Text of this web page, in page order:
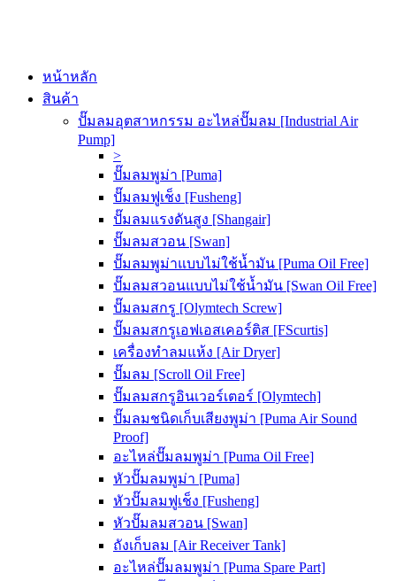
หน้าหลัก
สินค้า
ปั๊มลมอุตสาหกรรม อะไหล่ปั๊มลม [Industrial Air
Pump]
>
ปั๊มลมพูม่า [Puma]
ปั๊มลมฟูเช็ง [Fusheng]
ปั๊มลมแรงดันสูง [Shangair]
ปั๊มลมสวอน [Swan]
ปั๊มลมพูม่าแบบไม่ใช้น้ำมัน [Puma Oil Free]
ปั๊มลมสวอนแบบไม่ใช้น้ำมัน [Swan Oil Free]
ปั๊มลมสกรู [Olymtech Screw]
ปั๊มลมสกรูเอฟเอสเคอร์ติส [FScurtis]
เครื่องทำลมแห้ง [Air Dryer]
ปั๊มลม [Scroll Oil Free]
ปั๊มลมสกรูอินเวอร์เตอร์ [Olymtech]
ปั๊มลมชนิดเก็บเสียงพูม่า [Puma Air Sound
Proof]
อะไหล่ปั๊มลมพูม่า [Puma Oil Free]
หัวปั๊มลมพูม่า [Puma]
หัวปั๊มลมฟูเช็ง [Fusheng]
หัวปั๊มลมสวอน [Swan]
ถังเก็บลม [Air Receiver Tank]
อะไหล่ปั๊มลมพูม่า [Puma Spare Part]